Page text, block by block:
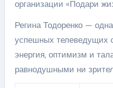
организации «Подари
Регина Тодоренко —
успешных телеведущих
энергия, оптимизм и
равнодушными ни